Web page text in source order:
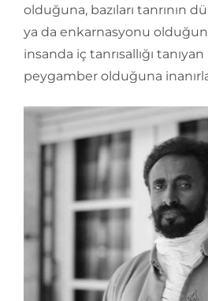
olduğuna, bazıları tanrının
ya da enkarnasyonu
insanda iç tanrısallığı
peygamber olduğuna